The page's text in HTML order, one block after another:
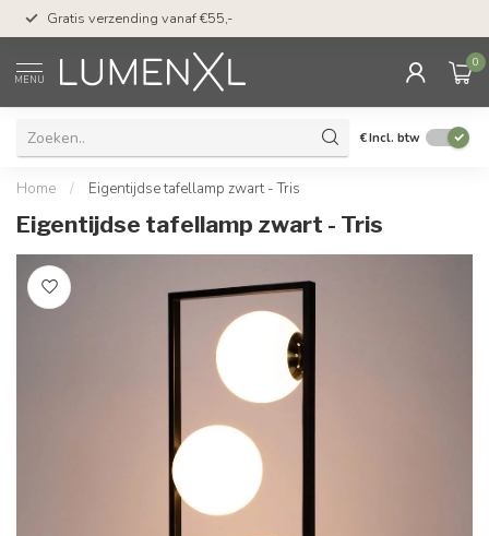
Gratis verzending vanaf €55,-
MENU
0
€Incl. btw
Home / Eigentijdse tafellamp zwart - Tris
Eigentijdse tafellamp zwart - Tris